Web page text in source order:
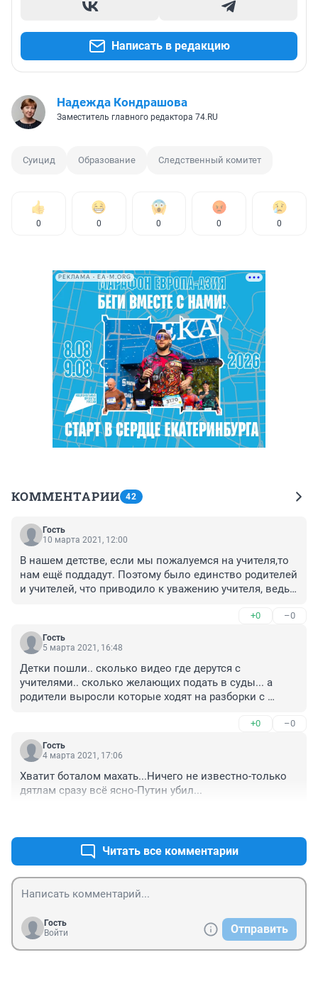
Написать в редакцию
Надежда Кондрашова
Заместитель главного редактора 74.RU
Суицид Образование Следственный комитет
0 0 0 0 0
РЕКЛАМА • EA-M.ORG
КОММЕНТАРИИ 42
Гость
10 марта 2021, 12:00
В нашем детстве, если мы пожалуемся на учителя,то
нам ещё поддадут. Поэтому было единство родителей
и учителей, что приводило к уважению учителя, ведь
поступить.Слишком много ненужных инструкций и
бумаг в это время дерьмократии и нет воспитания в
+0 –0
Гость
5 марта 2021, 16:48
Детки пошли.. сколько видео где дерутся с
учителями.. сколько желающих подать в суды... а
родители выросли которые ходят на разборки с
возможность нормальным детям учиться!! а тяжелым
детям давать предупреждения 1-10 раз и переводить
родителей и охрненеваю от ума родителей...
виноваты всегда школа и учитель..... особенно
деградация....
почему этих детей нельзя выгнать не понимаю!!!
мешают всему классу!!!
+0 –0
Гость
4 марта 2021, 17:06
Хватит боталом махать...Ничего не известно-только
дятлам сразу всё ясно-Путин убил...
Читать все комментарии
Гость
Войти
Отправить